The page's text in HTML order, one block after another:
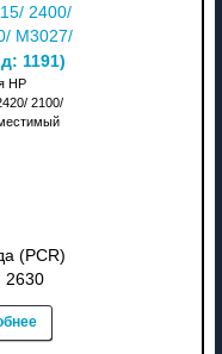
2400/
M3027/
1191)
HP
2100/
(PCR)
2630